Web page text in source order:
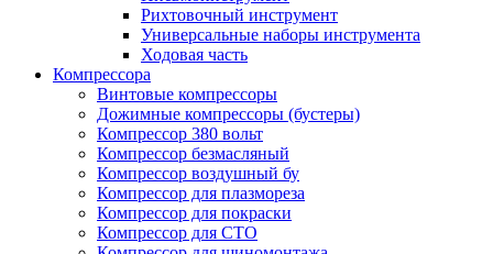
Рихтовочный инструмент
Универсальные наборы инструмента
Ходовая часть
Компрессора
Винтовые компрессоры
Дожимные компрессоры (бустеры)
Компрессор 380 вольт
Компрессор безмасляный
Компрессор воздушный бу
Компрессор для плазмореза
Компрессор для покраски
Компрессор для СТО